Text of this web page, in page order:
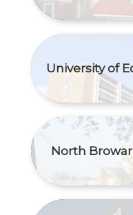
University of
North